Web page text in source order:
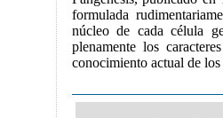
formulada
núcleo de cada célula
plenamente los
conocimiento actual de